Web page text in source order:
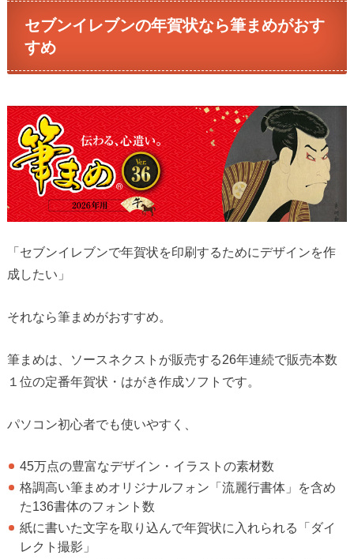
セブンイレブンの年賀状なら筆まめがおす
すめ
「セブンイレブンで年賀状を印刷するためにデザインを作
成したい」
それなら筆まめがおすすめ。
筆まめは、ソースネクストが販売する26年連続で販売本数
１位の定番年賀状・はがき作成ソフトです。
パソコン初心者でも使いやすく、
45万点の豊富なデザイン・イラストの素材数
格調高い筆まめオリジナルフォン「流麗行書体」を含め
た136書体のフォント数
紙に書いた文字を取り込んで年賀状に入れられる「ダイ
レクト撮影」